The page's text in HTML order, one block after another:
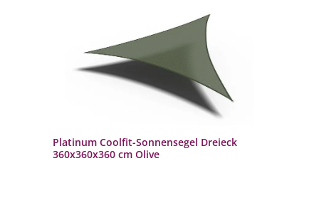
Platinum Coolfit-Sonnensegel Dreieck
360x360x360 cm Olive